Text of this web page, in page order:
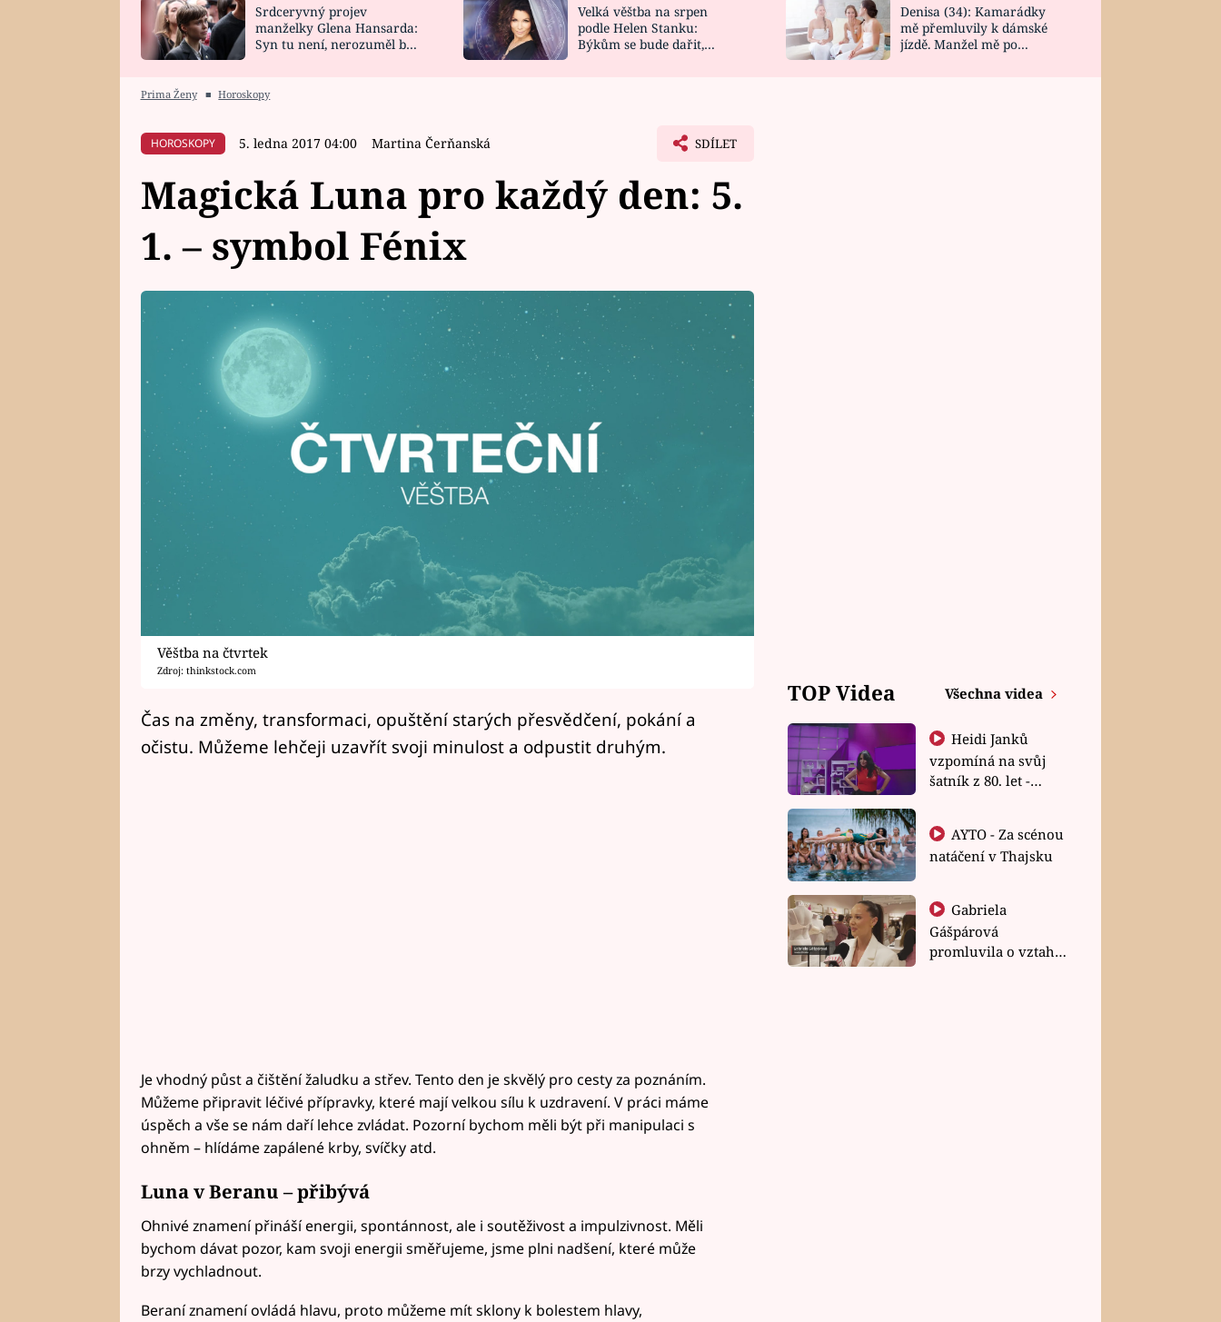
HOROSKOP NA
CELEBRITY
VAŘENÍ
NOVINKY
VIDEORECEPTY
DESIGN
Srdceryvný projev
manželky Glena Hansarda:
Syn tu není, nerozuměl by
Velká věštba na srpen
podle Helen Stanku:
Býkům se bude dařit,
Denisa (34): Kamarádky
mě přemluvily k dámské
jízdě. Manžel mě po
Prima Ženy ■ Horoskopy
HOROSKOPY 5. ledna 2017 04:00 Martina Čerňanská SDÍLET
Magická Luna pro každý den: 5.
1. – symbol Fénix
Věštba na čtvrtek
Zdroj: thinkstock.com
Čas na změny, transformaci, opuštění starých přesvědčení, pokání a
očistu. Můžeme lehčeji uzavřít svoji minulost a odpustit druhým.
Je vhodný půst a čištění žaludku a střev. Tento den je skvělý pro cesty za poznáním.
Můžeme připravit léčivé přípravky, které mají velkou sílu k uzdravení. V práci máme
úspěch a vše se nám daří lehce zvládat. Pozorní bychom měli být při manipulaci s
ohněm – hlídáme zapálené krby, svíčky atd.
Luna v Beranu – přibývá
Ohnivé znamení přináší energii, spontánnost, ale i soutěživost a impulzivnost. Měli
bychom dávat pozor, kam svoji energii směřujeme, jsme plni nadšení, které může
brzy vychladnout.
Beraní znamení ovládá hlavu, proto můžeme mít sklony k bolestem hlavy,
TOP Videa Všechna videa
Heidi Janků
vzpomíná na svůj
šatník z 80. let -
natáčení v Thajsku
Gabriela
Gášpárová
promluvila o vztahu